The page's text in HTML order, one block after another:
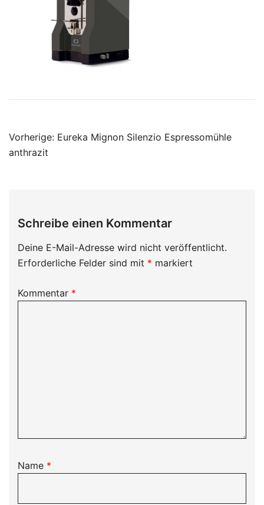
Beitragsnavigation
Vorherige: Eureka Mignon Silenzio Espressomühle
anthrazit
Schreibe einen Kommentar
Deine E-Mail-Adresse wird nicht veröffentlicht.
Erforderliche Felder sind mit * markiert
Kommentar *
Name *